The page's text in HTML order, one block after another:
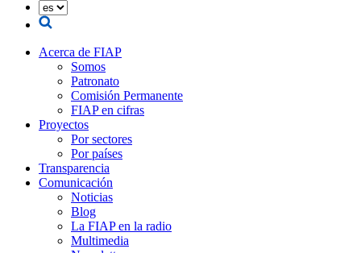
Acerca de FIAP
Somos
Patronato
Comisión Permanente
FIAP en cifras
Proyectos
Por sectores
Por países
Transparencia
Comunicación
Noticias
Blog
La FIAP en la radio
Multimedia